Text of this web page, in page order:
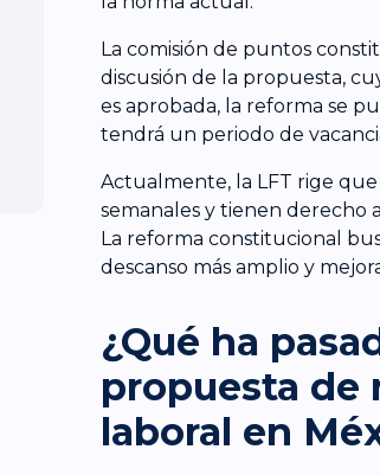
La comisión de puntos
discusión de la propuesta,
es aprobada, la reforma se
tendrá un periodo de
Actualmente, la LFT rige
semanales y tienen derecho
La reforma constitucional
descanso más amplio y
¿Qué ha
propuesta de
laboral en